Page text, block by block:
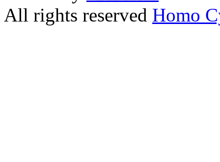
All rights reserved Homo